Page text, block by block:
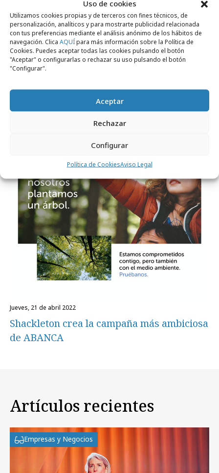
Uso de cookies
Utilizamos cookies propias y de terceros con fines técnicos, de
personalización, analíticos y para mostrarte publicidad relacionada
con tus preferencias mediante el análisis anónimo de los hábitos de
navegación. Clica AQUÍpara más información sobre la Política de
Cookies. Puedes aceptar todas las cookies pulsando el botón
"Aceptar" o configurarlas o rechazar su uso pulsando el botón
"Configurar".
Aceptar
Rechazar
Configurar
Política de CookiesAviso Legal
miércoles, 25 de mayo 2022
Pablo Alzugaray deja la presidencia de
Shackleton
jueves, 21 de abril 2022
Shackleton crea la campaña más ambiciosa
de ABANCA
Artículos recientes
Empresas y Negocios